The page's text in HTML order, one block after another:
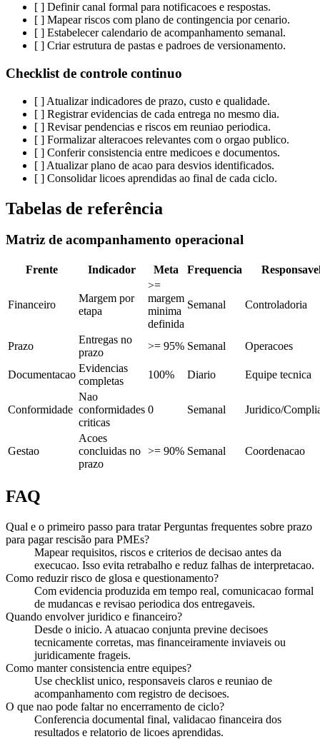
[ ] Definir canal formal para notificacoes e respostas.
[ ] Mapear riscos com plano de contingencia por cenario.
[ ] Estabelecer calendario de acompanhamento semanal.
[ ] Criar estrutura de pastas e padroes de versionamento.
Checklist de controle continuo
[ ] Atualizar indicadores de prazo, custo e qualidade.
[ ] Registrar evidencias de cada entrega no mesmo dia.
[ ] Revisar pendencias e riscos em reuniao periodica.
[ ] Formalizar alteracoes relevantes com o orgao publico.
[ ] Conferir consistencia entre medicoes e documentos.
[ ] Atualizar plano de acao para desvios identificados.
[ ] Consolidar licoes aprendidas ao final de cada ciclo.
Tabelas de referência
Matriz de acompanhamento operacional
Frente Indicador Meta Frequencia
Financeiro
Margem por
etapa
>=
margem
minima
definida
Semanal Controladoria
Prazo
Entregas no
prazo
>= 95% Semanal Operacoes
Documentacao
Evidencias
completas
100% Diario Equipe tecnica
Conformidade
Nao
conformidades
criticas
0 Semanal Juridico/
Gestao
Acoes
concluidas no
prazo
>= 90% Semanal Coordenacao
FAQ
Qual e o primeiro passo para tratar Perguntas frequentes sobre prazo
para pagar rescisão para PMEs?
Mapear requisitos, riscos e criterios de decisao antes da
execucao. Isso evita retrabalho e reduz falhas de interpretacao.
Como reduzir risco de glosa e questionamento?
Com evidencia produzida em tempo real, comunicacao formal
de mudancas e revisao periodica dos entregaveis.
Quando envolver juridico e financeiro?
Desde o inicio. A atuacao conjunta previne decisoes
tecnicamente corretas, mas financeiramente inviaveis ou
juridicamente frageis.
Como manter consistencia entre equipes?
Use checklist unico, responsaveis claros e reuniao de
acompanhamento com registro de decisoes.
O que nao pode faltar no encerramento de ciclo?
Conferencia documental final, validacao financeira dos
resultados e relatorio de licoes aprendidas.